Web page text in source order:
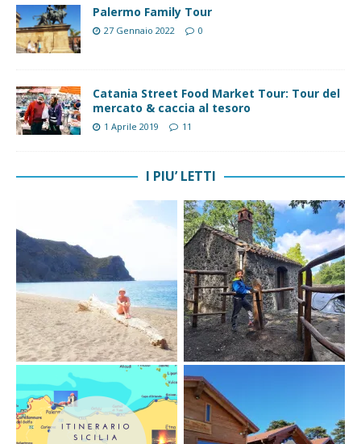
Palermo Family Tour
27 Gennaio 2022 0
Catania Street Food Market Tour: Tour del
mercato & caccia al tesoro
1 Aprile 2019 11
I PIU’ LETTI